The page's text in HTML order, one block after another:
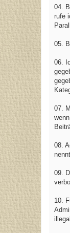
04.
rufe
05.
06.
07.
08.
09.
10.